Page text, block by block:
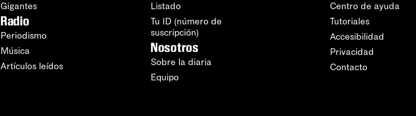
Gigantes
Radio
Periodismo
Música
Artículos leídos
Listado
Tu ID (número de
suscripción)
Nosotros
Sobre la diaria
Equipo
Centro de ayuda
Tutoriales
Accesibilidad
Privacidad
Contacto